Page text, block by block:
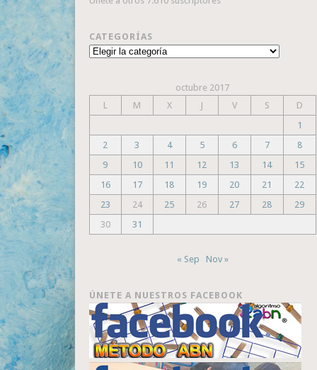
CATEGORÍAS
Categorías
octubre 2017
L
M X J V S
D
1
2
3 4 5 6 7
8
9
10 11 12 13 14
15
16
17 18 19 20 21
22
23
24 25 26 27 28
29
30
31
« Sep Nov »
ÚNETE A NUESTROS FACEBOOK